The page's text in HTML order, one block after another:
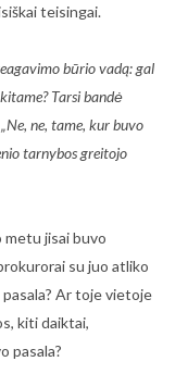
teisingai.
būrio vadą: gal
Tarsi bandė
ne, tame, kur buvo
tarnybos greitojo
metu jisai buvo
su juo atliko
Ar toje vietoje
kiti daiktai,
pasala?